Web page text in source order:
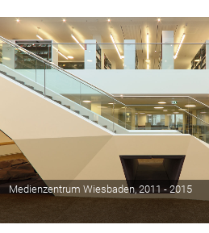
Medienzentrum Wiesbaden, 2011 - 2015